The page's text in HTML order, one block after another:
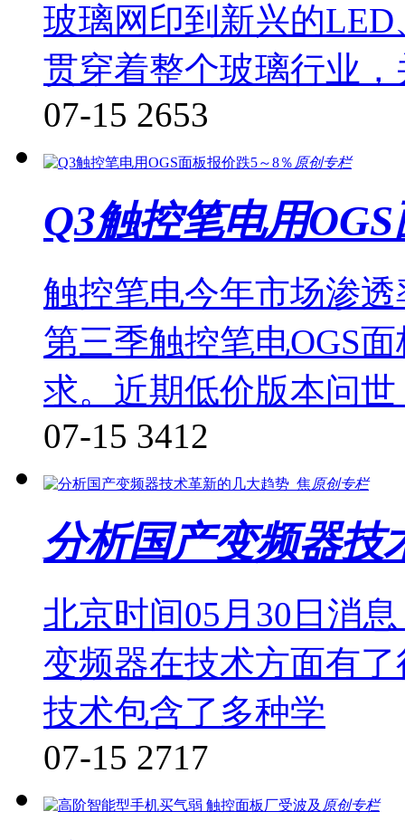
玻璃网印到新兴的
贯穿着整个玻璃行业
07-15 2653
原创专栏
Q3触控笔电用
触控笔电今年市场渗
第三季触控笔电OGS
求。近期低价版本问
07-15 3412
原创专栏
分析国产变频器技
北京时间05月30日消
变频器在技术方面有
技术包含了多种学
07-15 2717
原创专栏